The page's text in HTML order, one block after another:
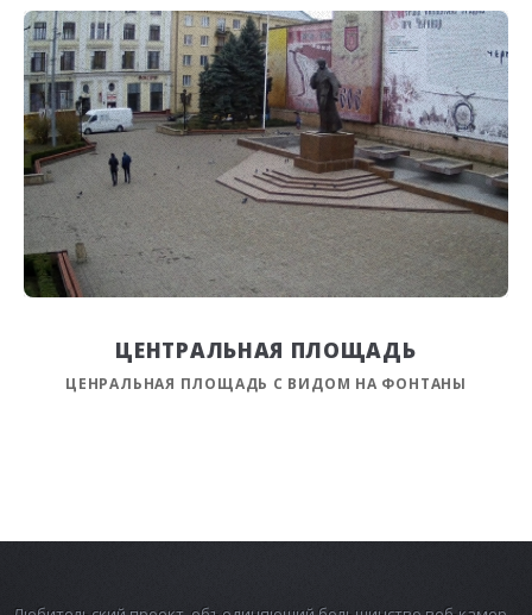
ЦЕНТРАЛЬНАЯ ПЛОЩАДЬ
ЦЕНРАЛЬНАЯ ПЛОЩАДЬ С ВИДОМ НА ФОНТАНЫ